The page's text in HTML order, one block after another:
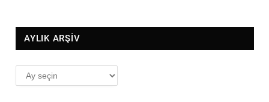
AYLIK ARŞİV
AYLIK
ARŞİV